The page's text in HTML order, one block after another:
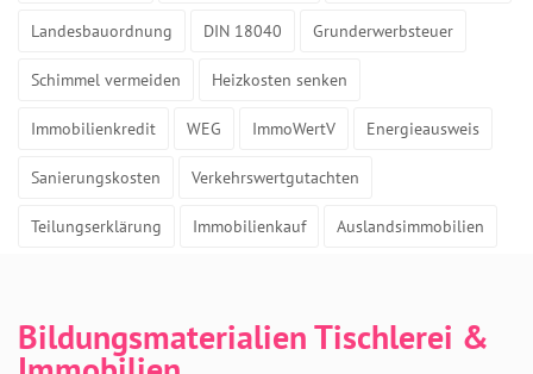
Landesbauordnung DIN 18040 Grunderwerbsteuer
Schimmel vermeiden Heizkosten senken
Immobilienkredit WEG ImmoWertV Energieausweis
Sanierungskosten Verkehrswertgutachten
Teilungserklärung Immobilienkauf Auslandsimmobilien
Bildungsmaterialien Tischlerei &